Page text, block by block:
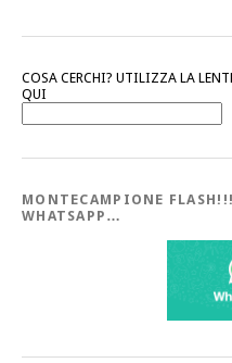
COSA CERCHI? UTILIZZA LA
QUI
MONTECAMPIONE
WHATSAPP…